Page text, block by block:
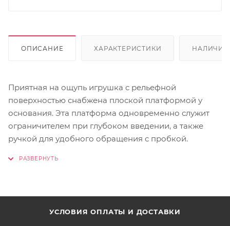
ОПИСАНИЕ ХАРАКТЕРИСТИКИ НАЛИЧИЕ
Приятная на ощупь игрушка с рельефной
поверхностью снабжена плоской платформой у
основания. Эта платформа одновременно служит
ограничителем при глубоком введении, а также
ручкой для удобного обращения с пробкой.
УСЛОВИЯ ОПЛАТЫ И ДОСТАВКИ